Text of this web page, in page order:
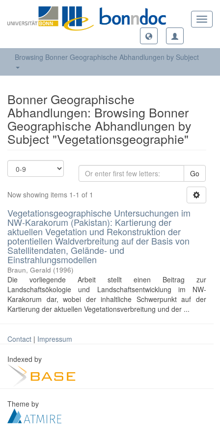
Browsing Bonner Geographische Abhandlungen by Subject
Bonner Geographische
Abhandlungen: Browsing Bonner
Geographische Abhandlungen by
Subject "Vegetationsgeographie"
Go
Now showing items 1-1 of 1
Vegetationsgeographische Untersuchungen im
NW-Karakorum (Pakistan): Kartierung der
aktuellen Vegetation und Rekonstruktion der
potentiellen Waldverbreitung auf der Basis von
Satellitendaten, Gelände- und
Einstrahlungsmodellen
Braun, Gerald (1996)
Die vorliegende Arbeit stellt einen Beitrag zur
Landschaftsökologie und Landschaftsentwicklung im NW-
Karakorum dar, wobei der inhaltliche Schwerpunkt auf der
Kartierung der aktuellen Vegetationsverbreitung und der ...
Contact | Impressum
Indexed by
Theme by